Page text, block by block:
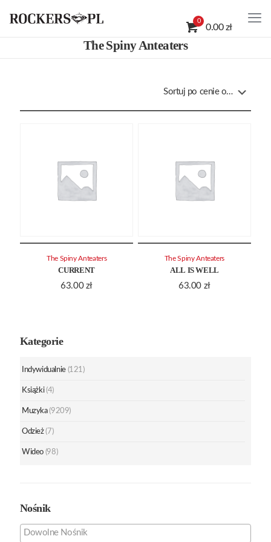
0
0.00 zł
The Spiny Anteaters
CURRENT
63.00 zł
The Spiny Anteaters
ALL IS WELL
63.00 zł
The Spiny Anteaters
Kategorie
Indywidualnie (121)
Książki (4)
Muzyka (9209)
Odzież (7)
Wideo (98)
Nośnik